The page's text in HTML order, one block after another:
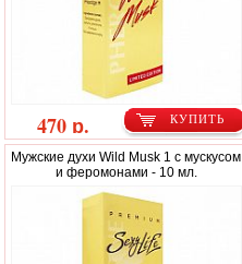
КУПИТЬ
470 р.
Мужские духи Wild Musk 1 с мускусом
и феромонами - 10 мл.